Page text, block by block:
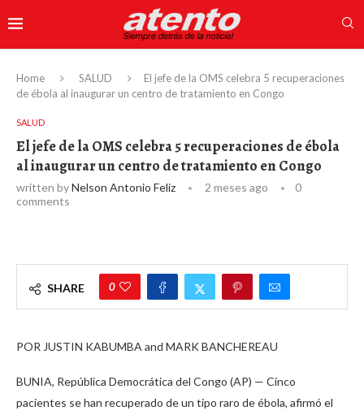
Home SALUD
El jefe de la OMS celebra 5 recuperaciones
de ébola al inaugurar un centro de tratamiento en Congo
SALUD
El jefe de la OMS celebra 5 recuperaciones de ébola
al inaugurar un centro de tratamiento en Congo
written byNelson Antonio Feliz 2 meses ago
0
comments
SHARE 0
POR JUSTIN KABUMBA and MARK BANCHEREAU
BUNIA, República Democrática del Congo (AP) — Cinco
pacientes se han recuperado de un tipo raro de ébola, afirmó el